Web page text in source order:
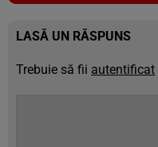
LASĂ UN RĂSPUNS
Trebuie să fii autentificat